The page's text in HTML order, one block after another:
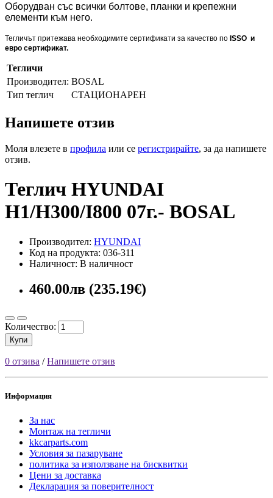
Оборудван със всички болтове, планки и крепежни
елементи към него.
Тегличът притежава необходимите сертификати за качество по ISSO и
евро сертификат.
Тегличи
Производител: BOSAL
Тип теглич
СТАЦИОНАРЕН
Напишете отзив
Моля влезете в профила или се регистрирайте, за да напишете
отзив.
Теглич HYUNDAI
H1/H300/I800 07г.- BOSAL
Производител: HYUNDAI
Код на продукта: 036-311
Наличност: В наличност
460.00лв (235.19€)
Количество:
Купи
0 отзива /Напишете отзив
Информация
За нас
Монтаж на тегличи
kkcarparts.com
Условия за пазаруване
политика за използване на бисквитки
Цени за доставка
Декларация за поверителност